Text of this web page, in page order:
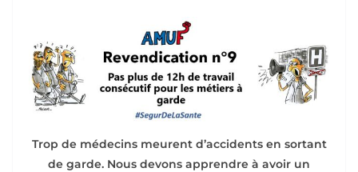
Trop de médecins meurent d’accidents en sortant
de garde. Nous devons apprendre à avoir un